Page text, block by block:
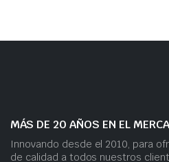
MÁS DE 20 AÑOS EN EL
Innovando desde el 2010, para
de calidad a todos nuestros